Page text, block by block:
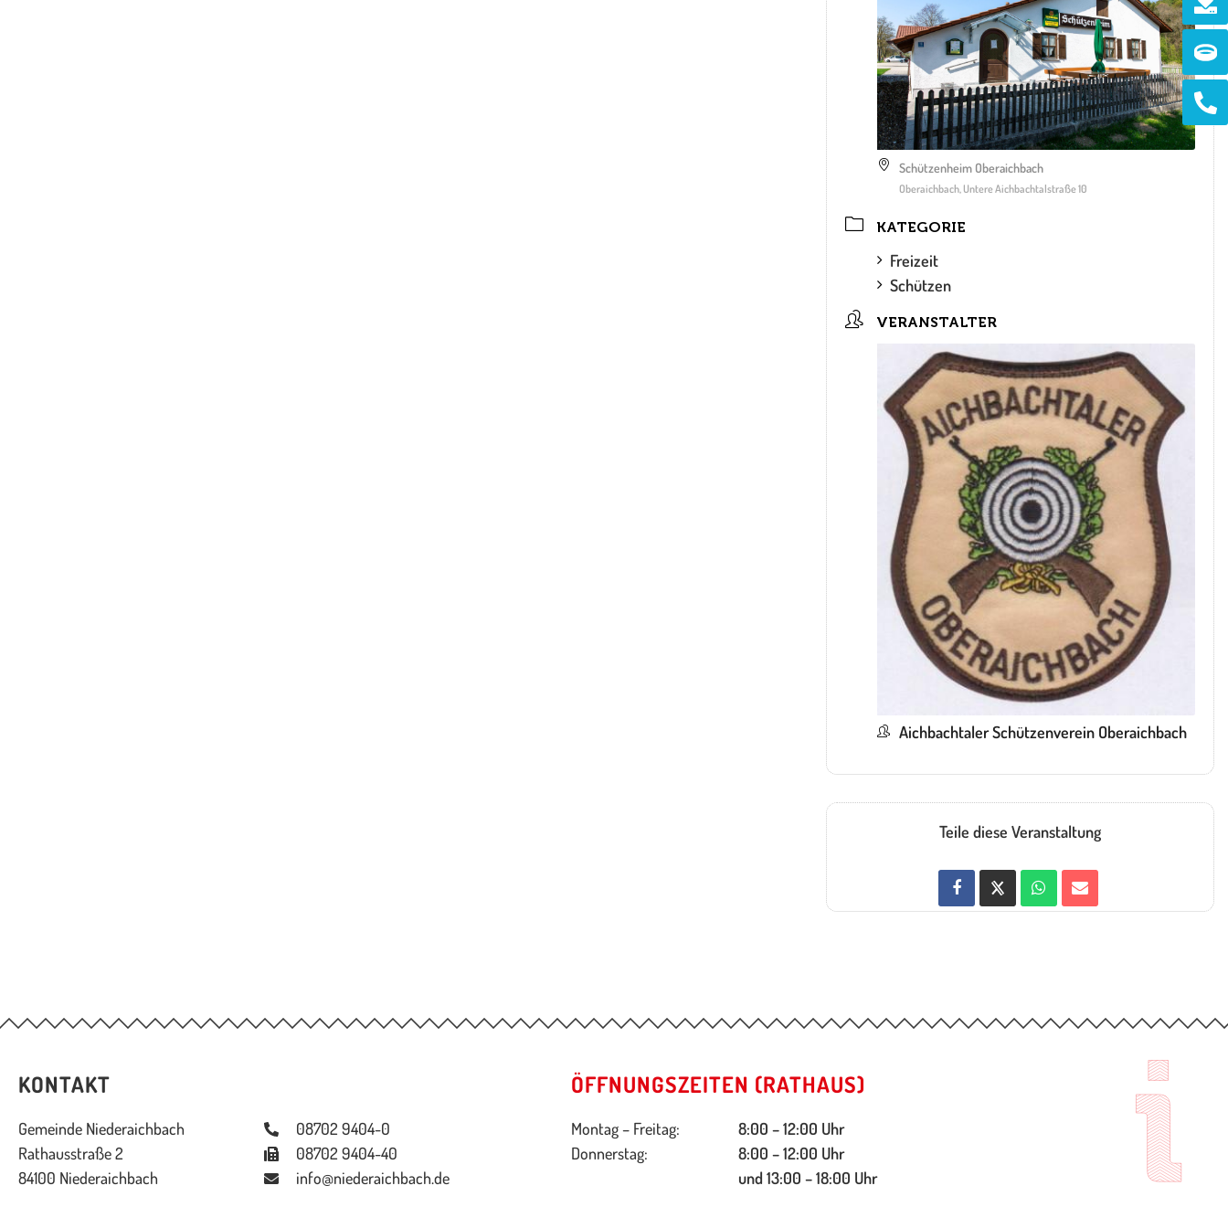
Schützenheim Oberaichbach
Oberaichbach, Untere Aichbachtalstraße 10
KATEGORIE
Freizeit
Schützen
VERANSTALTER
Aichbachtaler Schützenverein Oberaichbach
Teile diese Veranstaltung
KONTAKT
Gemeinde Niederaichbach
Rathausstraße 2
84100 Niederaichbach
08702 9404-0
08702 9404-40
info@niederaichbach.de
ÖFFNUNGSZEITEN (RATHAUS)
Montag – Freitag:
8:00 – 12:00 Uhr
Donnerstag:
8:00 – 12:00 Uhr
und 13:00 – 18:00 Uhr
alt